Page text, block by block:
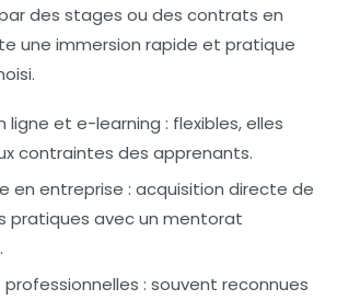
des stages ou des contrats en
une immersion rapide et pratique
ligne et e-learning : flexibles, elles
contraintes des apprenants.
en entreprise : acquisition directe de
pratiques avec un mentorat
: souvent reconnues